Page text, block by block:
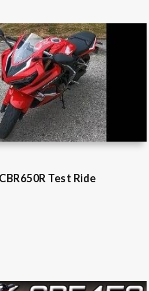
Test Ride